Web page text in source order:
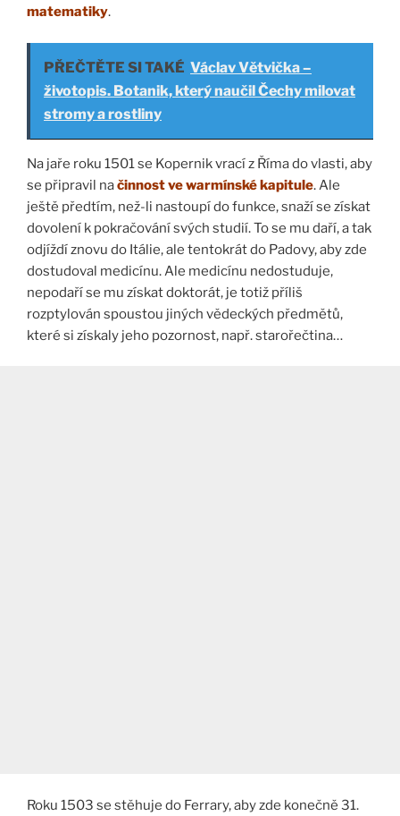
matematiky.
PŘEČTĚTE SI TAKÉ Václav Větvička –
životopis. Botanik, který naučil Čechy milovat
stromy a rostliny
Na jaře roku 1501 se Kopernik vrací z Říma do vlasti, aby
se připravil načinnost ve warmínské kapitule. Ale
ještě předtím, než-li nastoupí do funkce, snaží se získat
dovolení k pokračování svých studií. To se mu daří, a tak
odjíždí znovu do Itálie, ale tentokrát do Padovy, aby zde
dostudoval medicínu. Ale medicínu nedostuduje,
nepodaří se mu získat doktorát, je totiž příliš
rozptylován spoustou jiných vědeckých předmětů,
které si získaly jeho pozornost, např. starořečtina…
Roku 1503 se stěhuje do Ferrary, aby zde konečně 31.